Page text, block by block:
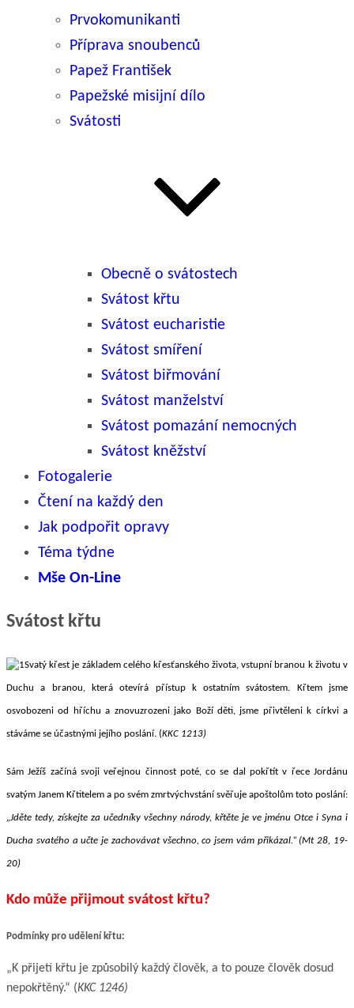
Prvokomunikanti
Příprava snoubenců
Papež František
Papežské misijní dílo
Svátosti
Obecně o svátostech
Svátost křtu
Svátost eucharistie
Svátost smíření
Svátost biřmování
Svátost manželství
Svátost pomazání nemocných
Svátost kněžství
Fotogalerie
Čtení na každý den
Jak podpořit opravy
Téma týdne
Mše On-Line
Svátost křtu
Svatý křest je základem celého křesťanského života, vstupní branou k životu v
Duchu a branou, která otevírá přístup k ostatním svátostem. Křtem jsme
osvobozeni od hříchu a znovuzrozeni jako Boží děti, jsme přivtěleni k církvi a
stáváme se účastnými jejího poslání. (KKC 1213)
Sám Ježíš začíná svoji veřejnou činnost poté, co se dal pokřtít v řece Jordánu
svatým Janem Křtitelem a po svém zmrtvýchvstání svěřuje apoštolům toto poslání:
„Jděte tedy, získejte za učedníky všechny národy, křtěte je ve jménu Otce i Syna i
Ducha svatého a učte je zachovávat všechno, co jsem vám přikázal.“(Mt 28, 19-
20)
Kdo může přijmout svátost křtu?
Podmínky pro udělení křtu:
„K přijetí křtu je způsobilý každý člověk, a to pouze člověk dosud
nepokřtěný.“ (KKC 1246)